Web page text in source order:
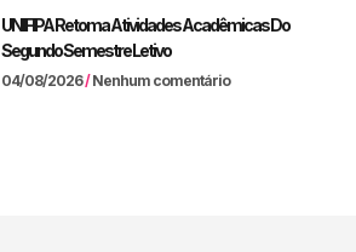
UNIFIPA Retoma Atividades Acadêmicas Do
Segundo Semestre Letivo
04/08/2026 Nenhum comentário